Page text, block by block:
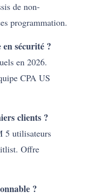
de non-
programmation.
sécurité ?
en 2026.
CPA US
clients ?
5 utilisateurs
Offre
?